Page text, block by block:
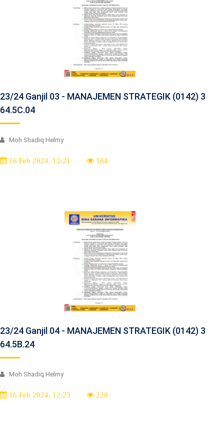
23/24 Ganjil 03 - MANAJEMEN STRATEGIK (0142) 3
64.5C.04
: Moh Shadiq Helmy
16 Feb 2024, 12:21 184
23/24 Ganjil 04 - MANAJEMEN STRATEGIK (0142) 3
64.5B.24
: Moh Shadiq Helmy
16 Feb 2024, 12:23 228